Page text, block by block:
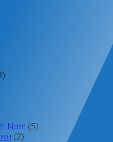
Nam (5)
(2)